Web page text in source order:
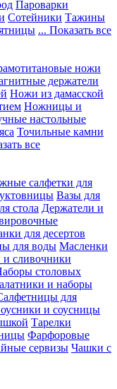
Пароварки
Сотейники Тажины
... Показать все
ножи
держатели
Ножи из дамасской
Ножницы и
настольные
Точильные камни
все
салфетки для
Вазы для
стола Держатели и
для десертов
для воды Масленки
сливочники
столовых
и наборы
для
и соусницы
Тарелки
Фарфоровые
сервизы Чашки с